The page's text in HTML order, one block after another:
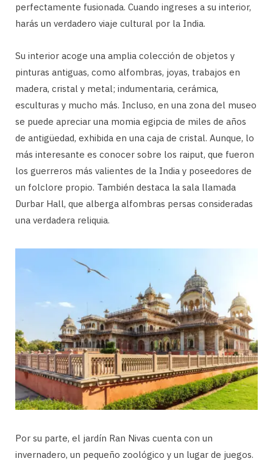
perfectamente fusionada. Cuando ingreses a su interior,
harás un verdadero viaje cultural por la India.
Su interior acoge una amplia colección de objetos y
pinturas antiguas, como alfombras, joyas, trabajos en
madera, cristal y metal; indumentaria, cerámica,
esculturas y mucho más. Incluso, en una zona del museo
se puede apreciar una momia egipcia de miles de años
de antigüedad, exhibida en una caja de cristal. Aunque, lo
más interesante es conocer sobre los raiput, que fueron
los guerreros más valientes de la India y poseedores de
un folclore propio. También destaca la sala llamada
Durbar Hall, que alberga alfombras persas consideradas
una verdadera reliquia.
Por su parte, el jardín Ran Nivas cuenta con un
invernadero, un pequeño zoológico y un lugar de juegos.